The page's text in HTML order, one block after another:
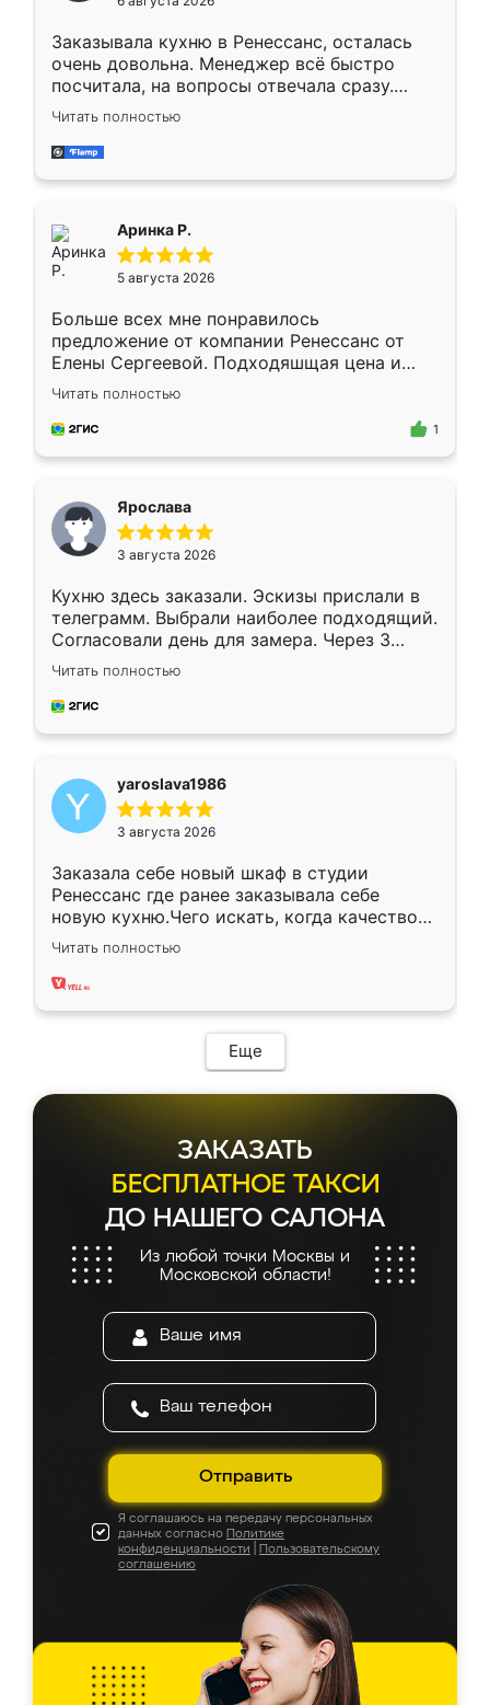
мебели буду заказывать только здесь.
Заказывала кухню в Ренессанс, осталась
очень довольна. Менеджер всё быстро
посчитала, на вопросы отвечала сразу.
Замерщик приехал в субботу, подошёл к
делу со всей ответственностью. Собрали
за день, ребята работали аккуратно, даже
Читать полностью
Аринка Р.
5 августа 2026
Больше всех мне понравилось
предложение от компании Ренессанс от
Елены Сергеевой. Подходяшщая цена и
короткие сроки изготовления. Приехавший
для замера сотрудник Владислав
предложил по моему эскизу самый
Читать полностью
1
Ярослава
3 августа 2026
Кухню здесь заказали. Эскизы прислали в
телеграмм. Выбрали наиболее подходящий.
Согласовали день для замера. Через 3
недели кухня была уже готова. Остались
довольны работой. Спасибо Ренессанс
мебель за качественную работу!
Читать полностью
yaroslava1986
3 августа 2026
Заказала себе новый шкаф в студии
Ренессанс где ранее заказывала себе
новую кухню.Чего искать, когда качеством
вполне довольна. Служит кухня уже почти
два года, нареканий нет.
Читать полностью
Еще
ЗАКАЗАТЬ
БЕСПЛАТНОЕ ТАКСИ
ДО НАШЕГО САЛОНА
Из любой точки Москвы и
Московской области!
Отправить
Я соглашаюсь на передачу персональных
данных согласно Политике
конфиденциальности
Пользовательскому
соглашению